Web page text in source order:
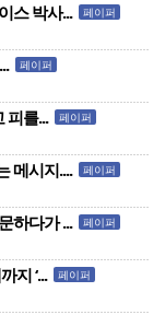
스 박사... 페이퍼
페이퍼
피를... 페이퍼
메시지.... 페이퍼
하다가 ... 페이퍼
지 ‘... 페이퍼